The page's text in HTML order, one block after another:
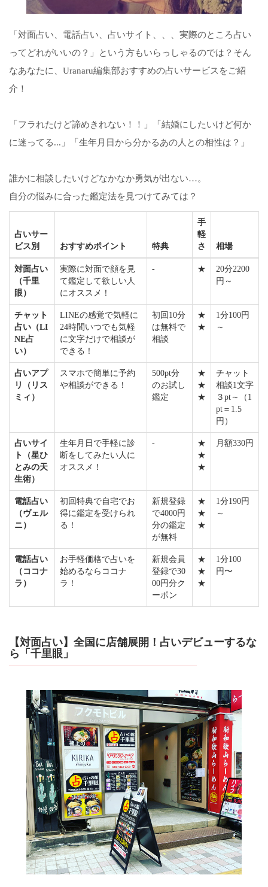
「対面占い、電話占い、占いサイト、、、実際のところ占い
ってどれがいいの？」という方もいらっしゃるのでは？そん
なあなたに、Uranaru編集部おすすめの占いサービスをご紹
介！
「フラれたけど諦めきれない！！」「結婚にしたいけど何か
に迷ってる...」「生年月日から分かるあの人との相性は？」
誰かに相談したいけどなかなか勇気が出ない…。
自分の悩みに合った鑑定法を見つけてみては？
占いサー
ビス別
おすすめポイント 特典
手
軽
さ
相場
対面占い
（千里
眼）
実際に対面で顔を見
て鑑定して欲しい人
にオススメ！
- ★
20分2200
円～
チャット
占い（LI
NE占
い）
LINEの感覚で気軽に
24時間いつでも気軽
に文字だけで相談が
できる！
初回10分
は無料で
相談
★
★
1分100円
～
占いアプ
リ（リス
ミィ）
スマホで簡単に予約
や相談ができる！
500pt分
のお試し
鑑定
★
★
★
チャット
相談1文字
３pt～（1
pt＝1.5
円）
占いサイ
ト（星ひ
とみの天
生術）
生年月日で手軽に診
断をしてみたい人に
オススメ！
-
★
★
★
月額330円
電話占い
（ヴェル
ニ）
初回特典で自宅でお
得に鑑定を受けられ
る！
新規登録
で4000円
分の鑑定
が無料
★
★
★
1分190円
～
電話占い
（ココナ
ラ）
お手軽価格で占いを
始めるならココナ
ラ！
新規会員
登録で30
00円分ク
ーポン
★
★
★
1分100
円〜
【対面占い】全国に店舗展開！占いデビューするな
ら「千里眼」